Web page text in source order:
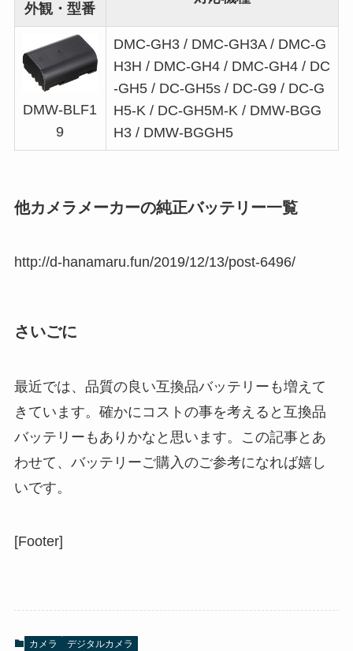
外観・型番
DMW-BLF1
9
DMC-GH3 / DMC-GH3A / DMC-G
H3H / DMC-GH4 / DMC-GH4 / DC
-GH5 / DC-GH5s / DC-G9 / DC-G
H5-K / DC-GH5M-K / DMW-BGG
H3 / DMW-BGGH5
他カメラメーカーの純正バッテリー一覧
http://d-hanamaru.fun/2019/12/13/post-6496/
さいごに
最近では、品質の良い互換品バッテリーも増えて
きています。確かにコストの事を考えると互換品
バッテリーもありかなと思います。この記事とあ
わせて、バッテリーご購入のご参考になれば嬉し
いです。
[Footer]
カメラ
デジタルカメラ